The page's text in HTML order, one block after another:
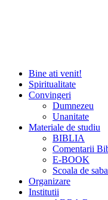
Bine ati venit!
Spiritualitate
Convingeri
Dumnezeu
Unanitate
Materiale de studiu
BIBLIA
Comentarii
E-BOOK
Scoala de
Organizare
Institutii